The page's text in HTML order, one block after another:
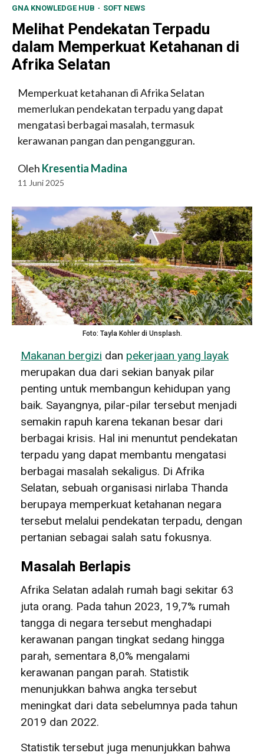
GNA KNOWLEDGE HUB SOFT NEWS
Melihat Pendekatan Terpadu
dalam Memperkuat Ketahanan di
Afrika Selatan
Memperkuat ketahanan di Afrika Selatan
memerlukan pendekatan terpadu yang dapat
mengatasi berbagai masalah, termasuk
kerawanan pangan dan pengangguran.
Oleh Kresentia Madina
11 Juni 2025
Foto: Tayla Kohler di Unsplash.
Makanan bergizi dan pekerjaan yang layak
merupakan dua dari sekian banyak pilar
penting untuk membangun kehidupan yang
baik. Sayangnya, pilar-pilar tersebut menjadi
semakin rapuh karena tekanan besar dari
berbagai krisis. Hal ini menuntut pendekatan
terpadu yang dapat membantu mengatasi
berbagai masalah sekaligus. Di Afrika
Selatan, sebuah organisasi nirlaba Thanda
berupaya memperkuat ketahanan negara
tersebut melalui pendekatan terpadu, dengan
pertanian sebagai salah satu fokusnya.
Masalah Berlapis
Afrika Selatan adalah rumah bagi sekitar 63
juta orang. Pada tahun 2023, 19,7% rumah
tangga di negara tersebut menghadapi
kerawanan pangan tingkat sedang hingga
parah, sementara 8,0% mengalami
kerawanan pangan parah. Statistik
menunjukkan bahwa angka tersebut
meningkat dari data sebelumnya pada tahun
2019 dan 2022.
Statistik tersebut juga menunjukkan bahwa